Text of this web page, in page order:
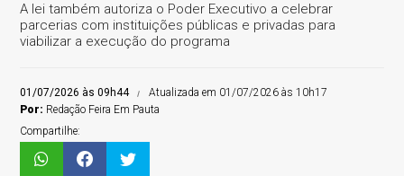
A lei também autoriza o Poder Executivo a celebrar
parcerias com instituições públicas e privadas para
viabilizar a execução do programa
01/07/2026 às 09h44
Atualizada em 01/07/2026 às 10h17
Por: Redação Feira Em Pauta
Compartilhe: